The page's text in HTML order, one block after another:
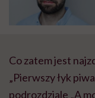
Co zatem jest
„Pierwszy łyk
podrozdziale „A